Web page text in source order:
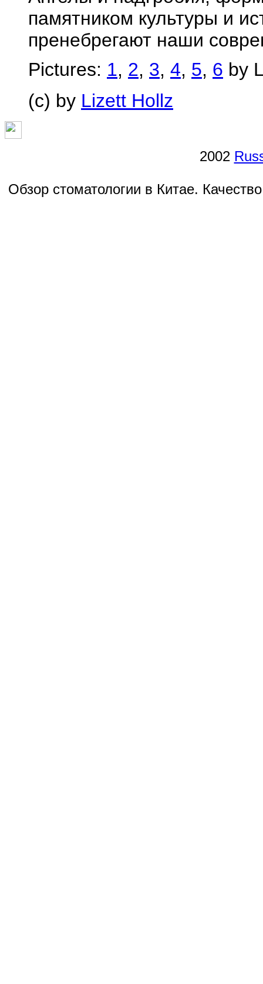
памятником культуры и
пренебрегают наши
Pictures: 1, 2, 3, 4, 5, 6 by
(c) by Lizett Hollz
2002
Обзор стоматологии в Китае.